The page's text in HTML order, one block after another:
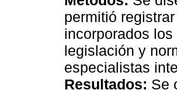
permitió
incorporados
legislación y
especialistas
Resultados: Se